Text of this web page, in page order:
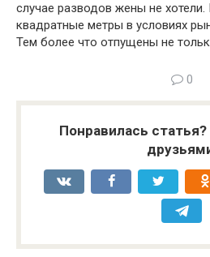
случае разводов жены не хотели.
квадратные метры в условиях
Тем более что отпущены не
0
Понравилась